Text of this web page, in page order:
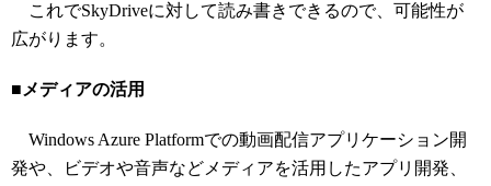
これでSkyDriveに対して読み書きできるので、可能性が
広がります。
■メディアの活用
Windows Azure Platformでの動画配信アプリケーション開
発や、ビデオや音声などメディアを活用したアプリ開発、